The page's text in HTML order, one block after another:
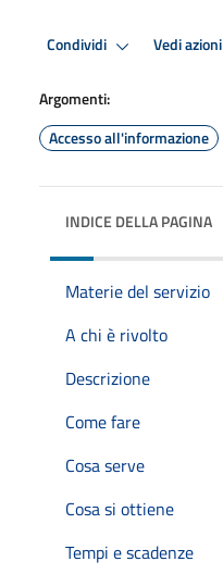
Condividi Vedi azioni
Argomenti:
Accesso all'informazione
INDICE DELLA PAGINA
Materie del servizio
A chi è rivolto
Descrizione
Come fare
Cosa serve
Cosa si ottiene
Tempi e scadenze